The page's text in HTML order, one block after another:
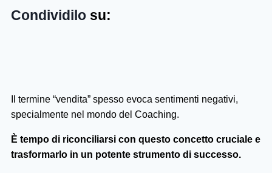
Condividilo su:
Il termine “vendita” spesso evoca sentimenti negativi,
specialmente nel mondo del Coaching.
È tempo di riconciliarsi con questo concetto cruciale e
trasformarlo in un potente strumento di successo.